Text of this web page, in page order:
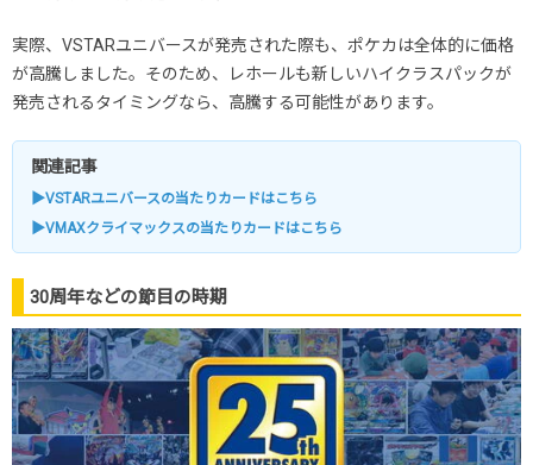
実際、VSTARユニバースが発売された際も、ポケカは全体的に価格
が高騰しました。そのため、レホールも新しいハイクラスパックが
発売されるタイミングなら、高騰する可能性があります。
関連記事
▶VSTARユニバースの当たりカードはこちら
▶VMAXクライマックスの当たりカードはこちら
30周年などの節目の時期